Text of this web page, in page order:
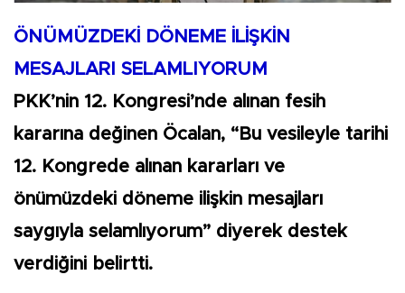
ÖNÜMÜZDEKİ DÖNEME İLİŞKİN
MESAJLARI SELAMLIYORUM
PKK’nin 12. Kongresi’nde alınan fesih
kararına değinen Öcalan, “Bu vesileyle tarihi
12. Kongrede alınan kararları ve
önümüzdeki döneme ilişkin mesajları
saygıyla selamlıyorum” diyerek destek
verdiğini belirtti.